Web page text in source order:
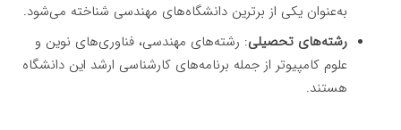
به‌عنوان یکی از برترین دانشگاه‌های مهندسی شناخته می‌شود.
رشته‌های تحصیلی: رشته‌های مهندسی، فناوری‌های نوین و
علوم کامپیوتر از جمله برنامه‌های کارشناسی ارشد این دانشگاه
هستند.